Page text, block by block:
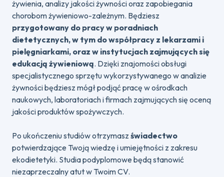
żywienia, analizy jakości żywności oraz zapobiegania
chorobom żywieniowo-zależnym. Będziesz
przygotowany do pracy w poradniach
dietetycznych, w tym do współpracy z lekarzami i
pielęgniarkami, oraz w instytucjach zajmujących się
edukacją żywieniową. Dzięki znajomości obsługi
specjalistycznego sprzętu wykorzystywanego w analizie
żywności będziesz mógł podjąć pracę w ośrodkach
naukowych, laboratoriach i firmach zajmujących się oceną
jakości produktów spożywczych.
Po ukończeniu studiów otrzymasz świadectwo
potwierdzające Twoją wiedzę i umiejętności z zakresu
ekodietetyki. Studia podyplomowe będą stanowić
niezaprzeczalny atut w Twoim CV.